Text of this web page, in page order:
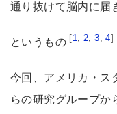
通り抜けて脳内に届
というもの [1,2,3,4]
今回、アメリカ・ス
らの研究グループか